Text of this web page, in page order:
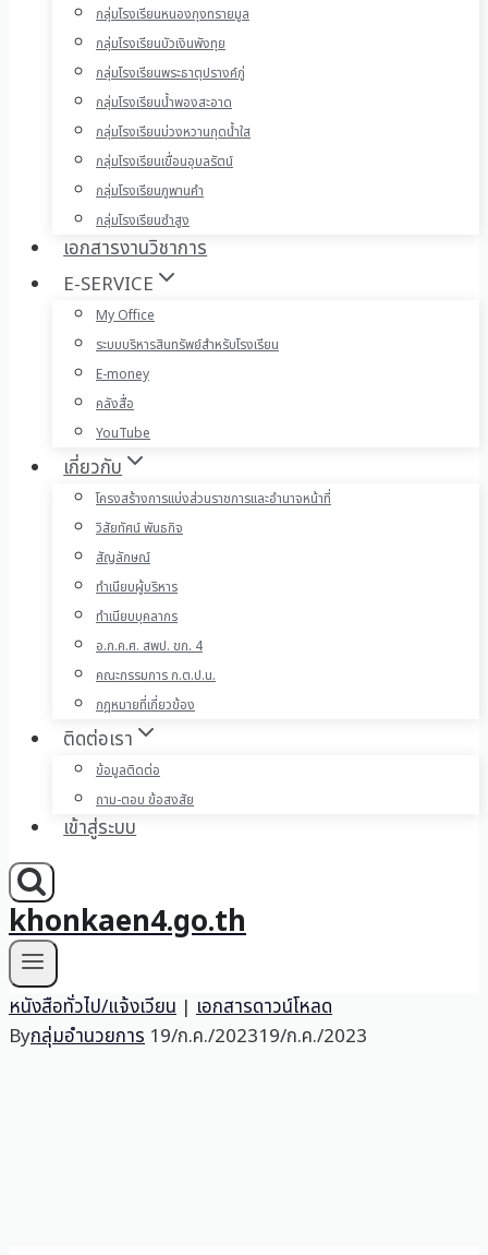
กลุ่มโรงเรียนหนองกุงทรายมูล
กลุ่มโรงเรียนบัวเงินพังทุย
กลุ่มโรงเรียนพระธาตุปรางค์กู่
กลุ่มโรงเรียนน้ำพองสะอาด
กลุ่มโรงเรียนม่วงหวานกุดน้ำใส
กลุ่มโรงเรียนเขื่อนอุบลรัตน์
กลุ่มโรงเรียนภูพานคำ
กลุ่มโรงเรียนซำสูง
เอกสารงานวิชาการ
E-SERVICE
My Office
ระบบบริหารสินทรัพย์สำหรับโรงเรียน
E-money
คลังสื่อ
YouTube
เกี่ยวกับ
โครงสร้างการแบ่งส่วนราชการและอำนาจหน้าที่
วิสัยทัศน์ พันธกิจ
สัญลักษณ์
ทำเนียบผู้บริหาร
ทำเนียบบุคลากร
อ.ก.ค.ศ. สพป. ขก. 4
คณะกรรมการ ก.ต.ป.น.
กฎหมายที่เกี่ยวข้อง
ติดต่อเรา
ข้อมูลติดต่อ
ถาม-ตอบ ข้อสงสัย
เข้าสู่ระบบ
khonkaen4.go.th
หนังสือทั่วไป/แจ้งเวียน | เอกสารดาวน์โหลด
Byกลุ่มอำนวยการ 19/ก.ค./202319/ก.ค./2023